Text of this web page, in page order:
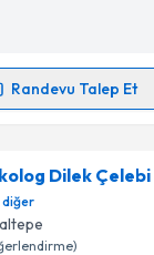
Randevu Talep Et
Talebi
için randevu
uzmandan randevu
e-posta ile
Dilek
diğer